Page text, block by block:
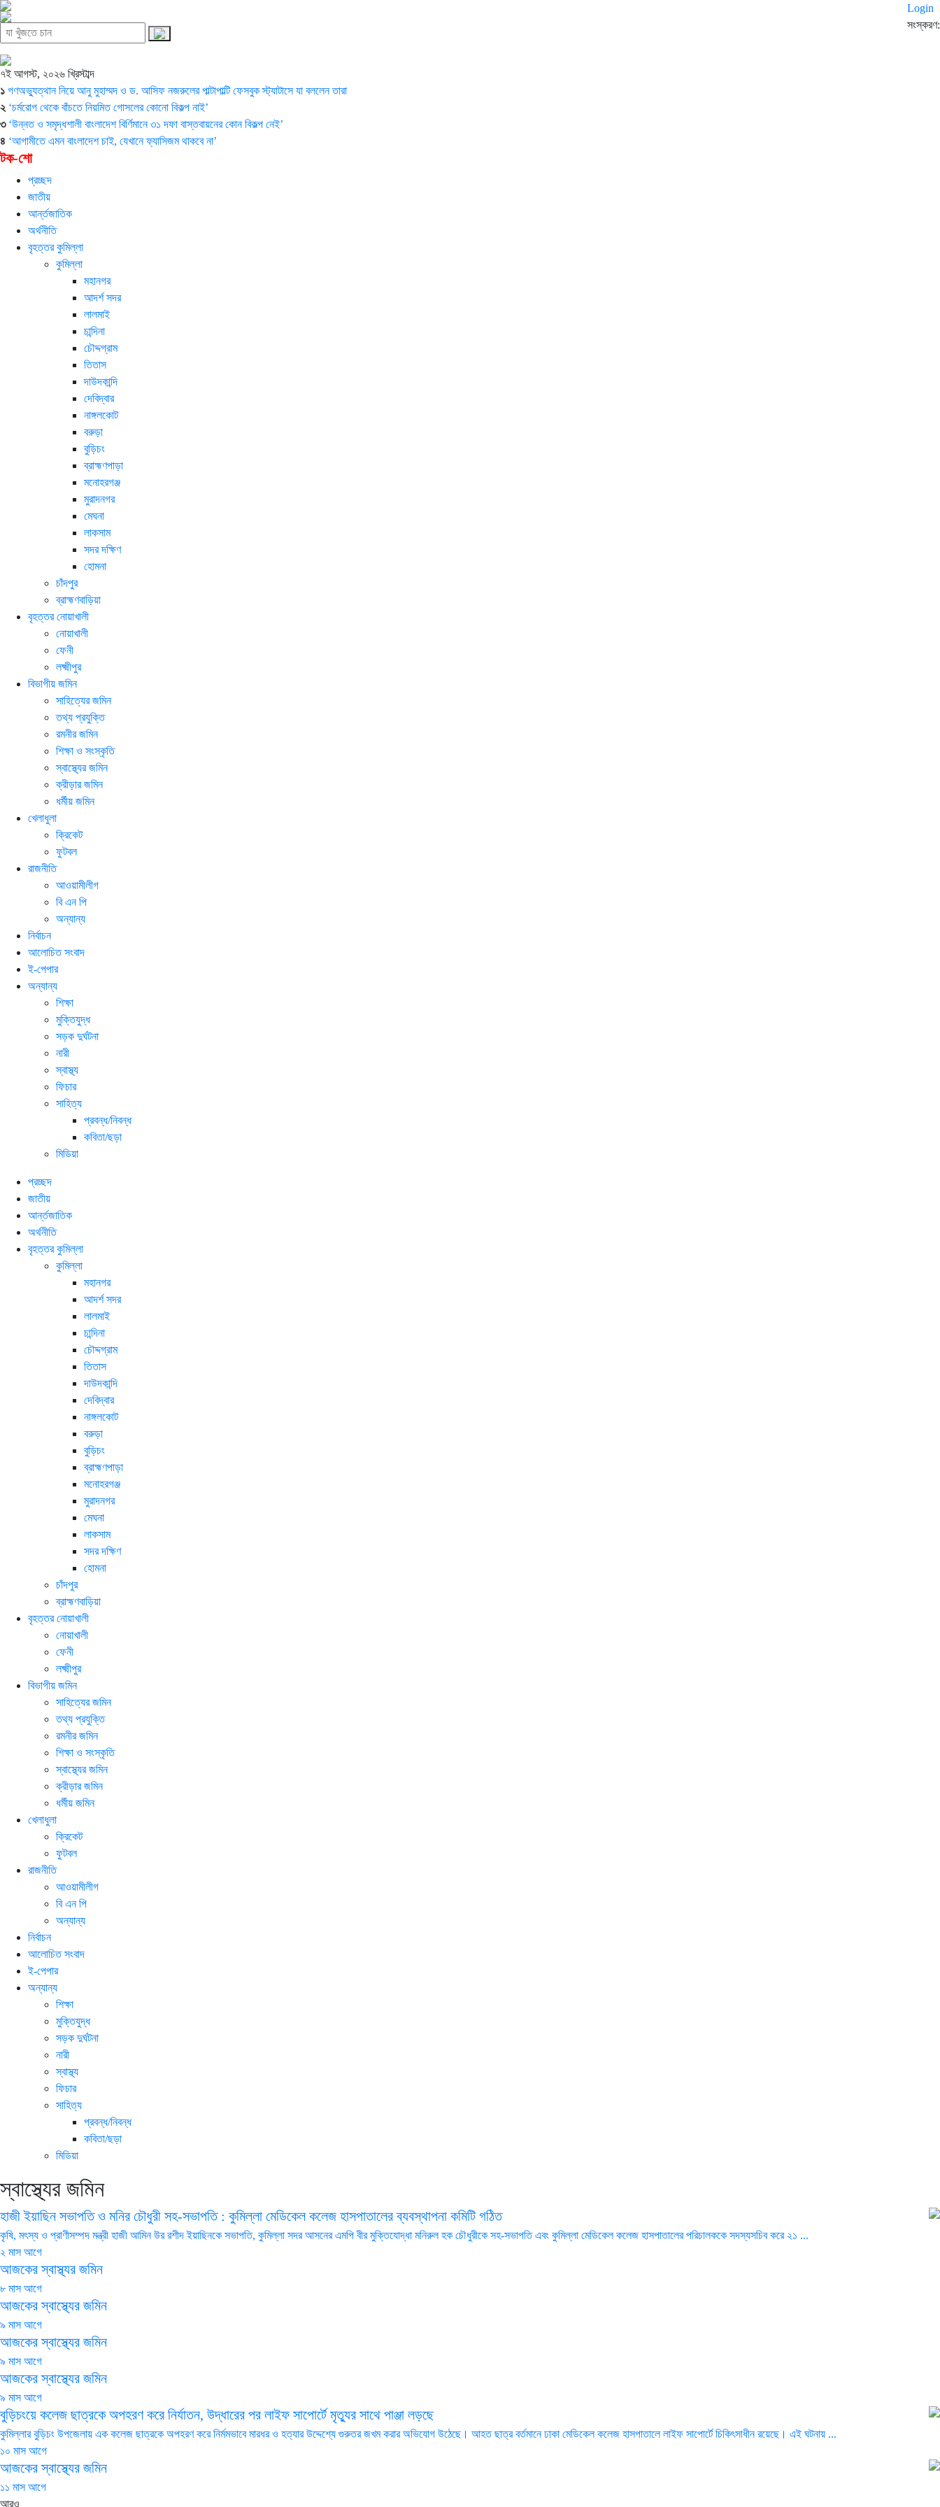
৭ই আগস্ট, ২০২৬ খ্রিস্টাব্দ
Login
সংস্করণ:
১ গণঅভ্যুত্থান নিয়ে আনু মুহাম্মদ ও ড. আসিফ নজরুলের পাল্টাপাল্টি ফেসবুক স্ট্যাটাসে যা বললেন তারা
২ ‘চর্মরোগ থেকে বাঁচতে নিয়মিত গোসলের কোনো বিকল্প নাই’
৩ ‘উন্নত ও সমৃদ্ধশালী বাংলাদেশ বির্ণিমানে ৩১ দফা বাস্তবায়নের কোন বিকল্প নেই’
৪ ‘আগামীতে এমন বাংলাদেশ চাই, যেখানে ফ্যাসিজম থাকবে না’
টক-শো
প্রচ্ছদ
জাতীয়
আর্ন্তজাতিক
অর্থনীতি
বৃহত্তর কুমিল্লা
কুমিল্লা
মহানগর
আদর্শ সদর
লালমাই
চান্দিনা
চৌদ্দগ্রাম
তিতাস
দাউদকান্দি
দেবিদ্বার
নাঙ্গলকোট
বরুড়া
বুড়িচং
ব্রাহ্মণপাড়া
মনোহরগঞ্জ
মুরাদনগর
মেঘনা
লাকসাম
সদর দক্ষিণ
হোমনা
চাঁদপুর
ব্রাহ্মণবাড়িয়া
বৃহত্তর নোয়াখালী
নোয়াখালী
ফেনী
লক্ষ্মীপুর
বিভাগীয় জমিন
সাহিত্যের জমিন
তথ্য প্রযুক্তি
রমনীর জমিন
শিক্ষা ও সংস্কৃতি
স্বাস্থ্যের জমিন
ক্রীড়ার জমিন
ধর্মীয় জমিন
খেলাধুলা
ক্রিকেট
ফুটবল
রাজনীতি
আওয়ামীলীগ
বি এন পি
অন্যান্য
নির্বাচন
আলোচিত সংবাদ
ই-পেপার
অন্যান্য
শিক্ষা
মুক্তিযুদ্ধ
সড়ক দুর্ঘটনা
নারী
স্বাস্থ্য
ফিচার
সাহিত্য
প্রবন্ধ/নিবন্ধ
কবিতা/ছড়া
মিডিয়া
প্রচ্ছদ
জাতীয়
আর্ন্তজাতিক
অর্থনীতি
বৃহত্তর কুমিল্লা
কুমিল্লা
মহানগর
আদর্শ সদর
লালমাই
চান্দিনা
চৌদ্দগ্রাম
তিতাস
দাউদকান্দি
দেবিদ্বার
নাঙ্গলকোট
বরুড়া
বুড়িচং
ব্রাহ্মণপাড়া
মনোহরগঞ্জ
মুরাদনগর
মেঘনা
লাকসাম
সদর দক্ষিণ
হোমনা
চাঁদপুর
ব্রাহ্মণবাড়িয়া
বৃহত্তর নোয়াখালী
নোয়াখালী
ফেনী
লক্ষ্মীপুর
বিভাগীয় জমিন
সাহিত্যের জমিন
তথ্য প্রযুক্তি
রমনীর জমিন
শিক্ষা ও সংস্কৃতি
স্বাস্থ্যের জমিন
ক্রীড়ার জমিন
ধর্মীয় জমিন
খেলাধুলা
ক্রিকেট
ফুটবল
রাজনীতি
আওয়ামীলীগ
বি এন পি
অন্যান্য
নির্বাচন
আলোচিত সংবাদ
ই-পেপার
অন্যান্য
শিক্ষা
মুক্তিযুদ্ধ
সড়ক দুর্ঘটনা
নারী
স্বাস্থ্য
ফিচার
সাহিত্য
প্রবন্ধ/নিবন্ধ
কবিতা/ছড়া
মিডিয়া
স্বাস্থ্যের জমিন
হাজী ইয়াছিন সভাপতি ও মনির চৌধুরী সহ-সভাপতি : কুমিল্লা মেডিকেল কলেজ হাসপাতালের ব্যবস্থাপনা কমিটি গঠিত
কৃষি, মৎস্য ও প্রাণীসম্পদ মন্ত্রী হাজী আমিন উর রশীদ ইয়াছিনকে সভাপতি, কুমিল্লা সদর আসনের এমপি বীর মুক্তিযোদ্ধা মনিরুল হক চৌধুরীকে সহ-সভাপতি এবং কুমিল্লা মেডিকেল কলেজ হাসপাতালের পরিচালককে সদস্যসচিব করে ২১ ...
২ মাস আগে
আজকের স্বাস্থ্যর জমিন
৮ মাস আগে
আজকের স্বাস্থ্যের জমিন
৯ মাস আগে
আজকের স্বাস্থ্যের জমিন
৯ মাস আগে
আজকের স্বাস্থ্যের জমিন
৯ মাস আগে
বুড়িচংয়ে কলেজ ছাত্রকে অপহরণ করে নির্যাতন, উদ্ধারের পর লাইফ সাপোর্টে মৃত্যুর সাথে পাঞ্জা লড়ছে
কুমিল্লার বুড়িচং উপজেলায় এক কলেজ ছাত্রকে অপহরণ করে নির্মমভাবে মারধর ও হত্যার উদ্দেশ্যে গুরুতর জখম করার অভিযোগ উঠেছে। আহত ছাত্র বর্তমানে ঢাকা মেডিকেল কলেজ হাসপাতালে লাইফ সাপোর্টে চিকিৎসাধীন রয়েছে। এই ঘটনায় ...
১০ মাস আগে
আজকের স্বাস্থ্যের জমিন
১১ মাস আগে
আরও